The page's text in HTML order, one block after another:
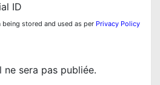
ID
stored and used as per Privacy Policy
sera pas publiée.